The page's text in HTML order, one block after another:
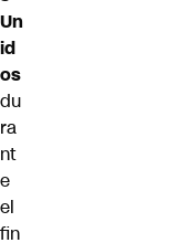
Un
id
os
du
ra
nt
e
el
fin